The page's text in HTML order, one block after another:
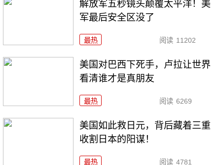
解放军五秒镜头颠覆太平洋！美
军最后安全区没了
最热 阅读 11202
美国对巴西下死手，卢拉让世界
看清谁才是真朋友
最热 阅读 6269
美国如此救日元，背后藏着三重
收割日本的阳谋！
最热 阅读 4781